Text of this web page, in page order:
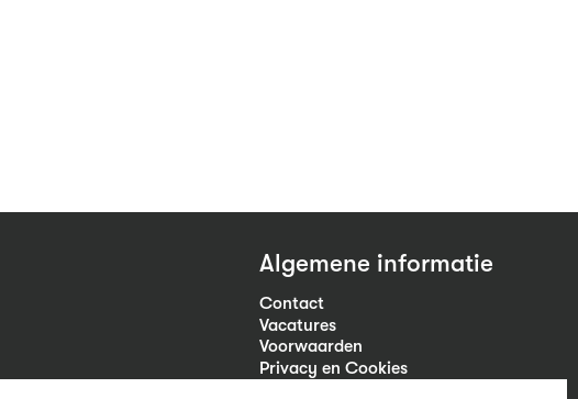
Algemene informatie
Contact
Vacatures
Voorwaarden
Privacy en Cookies